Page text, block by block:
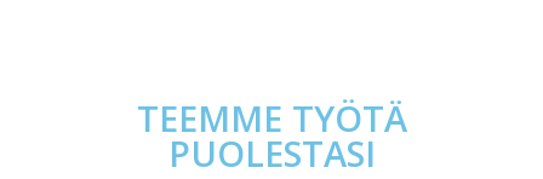
TEEMME TYÖTÄ
PUOLESTASI